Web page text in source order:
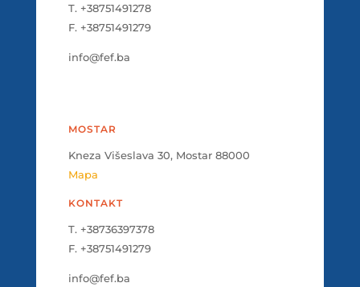
T. +38751491278
F. +38751491279
info@fef.ba
MOSTAR
Kneza Višeslava 30, Mostar 88000
Mapa
KONTAKT
T. +38736397378
F. +38751491279
info@fef.ba